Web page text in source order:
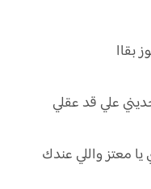
بقاا
علي قد عقلي
معتز واللي عندك